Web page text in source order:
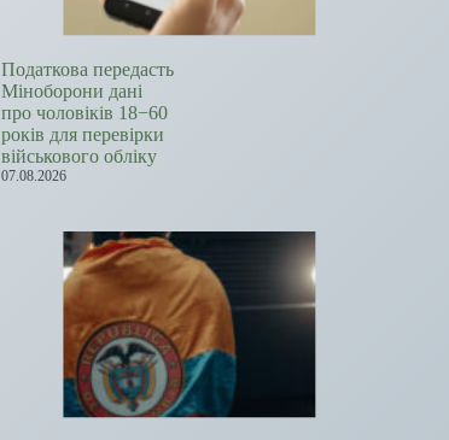
Податкова передасть
Міноборони дані
про чоловіків 18−60
років для перевірки
військового обліку
07.08.2026